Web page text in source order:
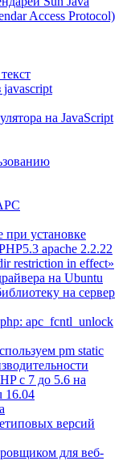
Access Protocol)
javascript
на JavaScript
при установке
apache 2.2.22
restriction in effect»
на Ubuntu
на сервер
apc_fcntl_unlock
pm static
c 7 до 5.6 на
16.04
версий
для веб-